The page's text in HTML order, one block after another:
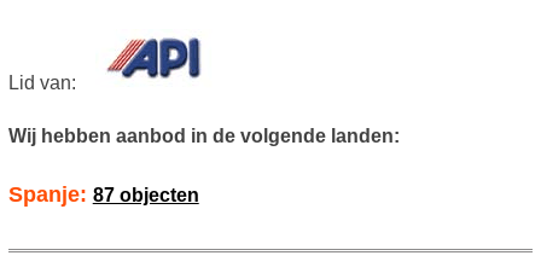
Lid van:
Wij hebben aanbod in de volgende landen:
Spanje: 87 objecten